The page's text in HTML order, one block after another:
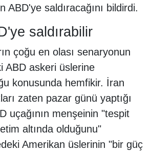
ABD'ye saldıracağını bildirdi.
saldırabilir
çoğu en olası senaryonun
ABD askeri üslerine
konusunda hemfikir. İran
zaten pazar günü yaptığı
uçağının menşeinin "tespit
altında olduğunu"
Amerikan üslerinin "bir güç